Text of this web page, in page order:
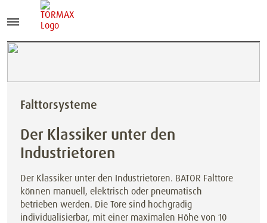
Falttorsysteme
Der Klassiker unter den
Industrietoren
Der Klassiker unter den Industrietoren. BATOR Falttore
können manuell, elektrisch oder pneumatisch
betrieben werden. Die Tore sind hochgradig
individualisierbar, mit einer maximalen Höhe von 10